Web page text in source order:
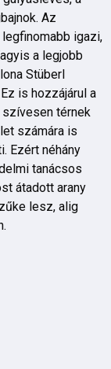
Az
igazi,
a legjobb
Stüberl
is hozzájárul a
térnek
számára is
Ezért néhány
tanácsos
átadott arany
lesz, alig